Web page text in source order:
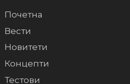
Почетна
Вести
Новитети
Концепти
Тестови